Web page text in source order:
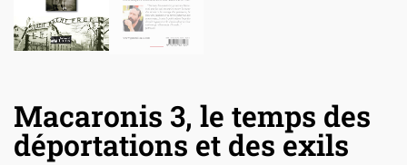
Macaronis 3, le temps des
déportations et des exils